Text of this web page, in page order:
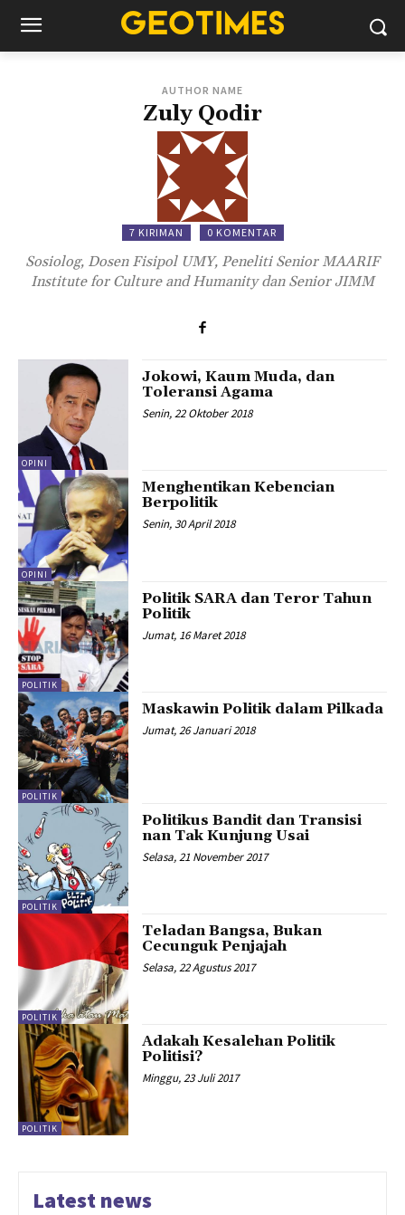
AUTHOR NAME
Zuly Qodir
7 KIRIMAN 0 KOMENTAR
Sosiolog, Dosen Fisipol UMY, Peneliti Senior MAARIF
Institute for Culture and Humanity dan Senior JIMM
OPINI
Jokowi, Kaum Muda, dan
Toleransi Agama
Senin, 22 Oktober 2018
OPINI
Menghentikan Kebencian
Berpolitik
Senin, 30 April 2018
POLITIK
Politik SARA dan Teror Tahun
Politik
Jumat, 16 Maret 2018
POLITIK
Maskawin Politik dalam Pilkada
Jumat, 26 Januari 2018
POLITIK
Politikus Bandit dan Transisi
nan Tak Kunjung Usai
Selasa, 21 November 2017
POLITIK
Teladan Bangsa, Bukan
Cecunguk Penjajah
Selasa, 22 Agustus 2017
POLITIK
Adakah Kesalehan Politik
Politisi?
Minggu, 23 Juli 2017
Latest news